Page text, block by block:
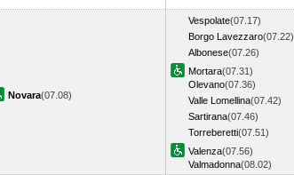
Novara(07.08)
Vespolate(07.17)
Borgo Lavezzaro(07.22)
Albonese(07.26)
Mortara(07.31)
Olevano(07.36)
Valle Lomellina(07.42)
Sartirana(07.46)
Torreberetti(07.51)
Valenza(07.56)
Valmadonna(08.02)